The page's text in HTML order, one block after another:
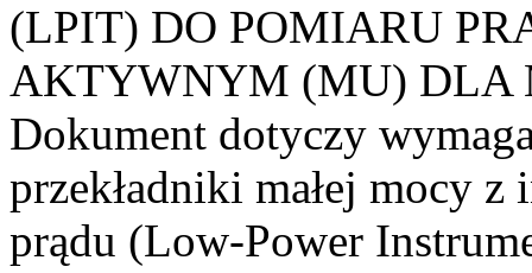
(LPIT) DO POMIARU
AKTYWNYM (MU) DLA
Dokument dotyczy
przekładniki małej mocy
prądu (Low-Power